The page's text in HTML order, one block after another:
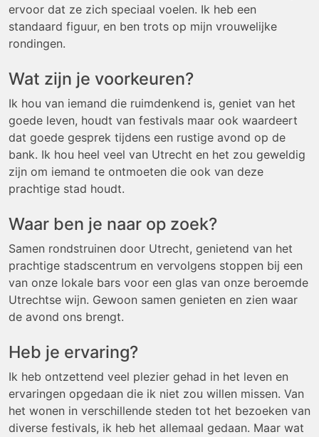
ervoor dat ze zich speciaal voelen. Ik heb een
standaard figuur, en ben trots op mijn vrouwelijke
rondingen.
Wat zijn je voorkeuren?
Ik hou van iemand die ruimdenkend is, geniet van het
goede leven, houdt van festivals maar ook waardeert
dat goede gesprek tijdens een rustige avond op de
bank. Ik hou heel veel van Utrecht en het zou geweldig
zijn om iemand te ontmoeten die ook van deze
prachtige stad houdt.
Waar ben je naar op zoek?
Samen rondstruinen door Utrecht, genietend van het
prachtige stadscentrum en vervolgens stoppen bij een
van onze lokale bars voor een glas van onze beroemde
Utrechtse wijn. Gewoon samen genieten en zien waar
de avond ons brengt.
Heb je ervaring?
Ik heb ontzettend veel plezier gehad in het leven en
ervaringen opgedaan die ik niet zou willen missen. Van
het wonen in verschillende steden tot het bezoeken van
diverse festivals, ik heb het allemaal gedaan. Maar wat